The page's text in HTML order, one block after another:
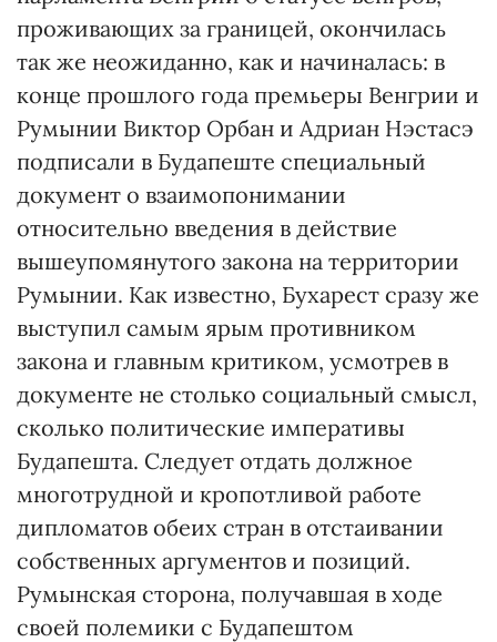
проживающих за границей, окончилась
так же неожиданно, как и начиналась: в
конце прошлого года премьеры Венгрии и
Румынии Виктор Орбан и Адриан Нэстасэ
подписали в Будапеште специальный
документ о взаимопонимании
относительно введения в действие
вышеупомянутого закона на территории
Румынии. Как известно, Бухарест сразу же
выступил самым ярым противником
закона и главным критиком, усмотрев в
документе не столько социальный смысл,
сколько политические императивы
Будапешта. Следует отдать должное
многотрудной и кропотливой работе
дипломатов обеих стран в отстаивании
собственных аргументов и позиций.
Румынская сторона, получавшая в ходе
своей полемики с Будапештом